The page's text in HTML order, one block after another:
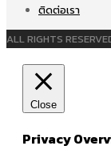
ติดต่อเรา
ALL RIGHTS
Close
Privacy